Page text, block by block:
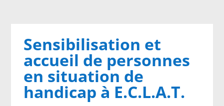
o
o
k
I
n
r
r
e
s
t
Sensibilisation et
accueil de personnes
en situation de
handicap à E.C.L.A.T.